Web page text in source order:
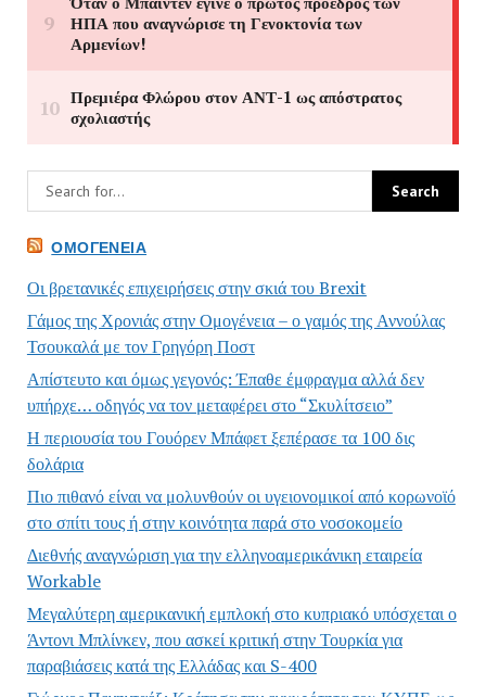
ΟΜΟΓΈΝΕΙΑ
Οι βρετανικές επιχειρήσεις στην σκιά του Brexit
Γάμος της Χρονιάς στην Ομογένεια – ο γαμός της Αννούλας
Τσουκαλά με τον Γρηγόρη Ποστ
Απίστευτο και όμως γεγονός: Έπαθε έμφραγμα αλλά δεν
υπήρχε… οδηγός να τον μεταφέρει στο “Σκυλίτσειο”
Η περιουσία του Γουόρεν Μπάφετ ξεπέρασε τα 100 δις
δολάρια
Πιο πιθανό είναι να μολυνθούν οι υγειονομικοί από κορωνοϊό
στο σπίτι τους ή στην κοινότητα παρά στο νοσοκομείο
Διεθνής αναγνώριση για την ελληνοαμερικάνικη εταιρεία
Workable
Μεγαλύτερη αμερικανική εμπλοκή στο κυπριακό υπόσχεται ο
Άντονι Μπλίνκεν, που ασκεί κριτική στην Τουρκία για
παραβιάσεις κατά της Ελλάδας και S-400